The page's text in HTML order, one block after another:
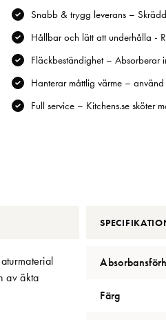
Snabb & trygg leverans –
Hållbar och lätt att underhålla -
Fläckbeständighet – Absorberar
Hanterar måttlig värme –
Full service – Kitchens.se sköter
av äkta
Färg